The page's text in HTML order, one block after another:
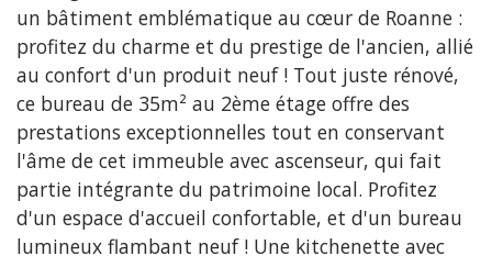
un bâtiment emblématique au cœur de Roanne :
profitez du charme et du prestige de l'ancien, allié
au confort d'un produit neuf ! Tout juste rénové,
ce bureau de 35m² au 2ème étage offre des
prestations exceptionnelles tout en conservant
l'âme de cet immeuble avec ascenseur, qui fait
partie intégrante du patrimoine local. Profitez
d'un espace d'accueil confortable, et d'un bureau
lumineux flambant neuf ! Une kitchenette avec